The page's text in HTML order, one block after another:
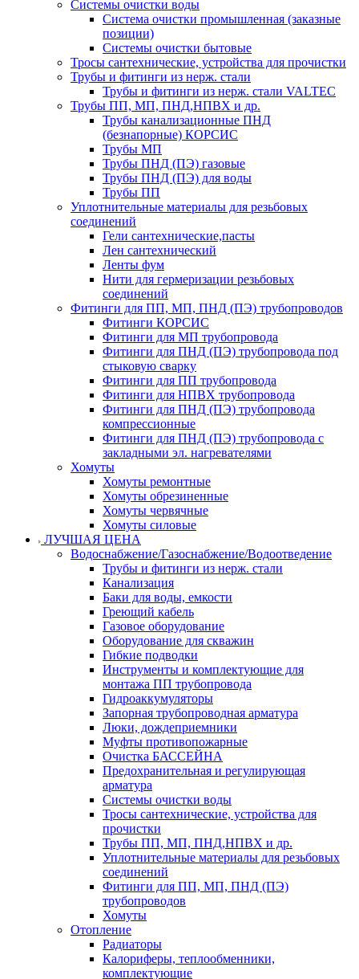
Системы очистки воды
Система очистки промышленная (заказные
позиции)
Системы очистки бытовые
Тросы сантехнические, устройства для прочистки
Трубы и фитинги из нерж. стали
Трубы и фитинги из нерж. стали VALTEC
Трубы ПП, МП, ПНД,НПВХ и др.
Трубы канализационные ПНД
(безнапорные) КОРСИС
Трубы МП
Трубы ПНД (ПЭ) газовые
Трубы ПНД (ПЭ) для воды
Трубы ПП
Уплотнительные материалы для резьбовых
соединений
Гели сантехнические,пасты
Лен сантехнический
Ленты фум
Нити для гермеризации резьбовых
соединений
Фитинги для ПП, МП, ПНД (ПЭ) трубопроводов
Фитинги КОРСИС
Фитинги для МП трубопровода
Фитинги для ПНД (ПЭ) трубопровода под
стыковую сварку
Фитинги для ПП трубопровода
Фитинги для НПВХ трубопровода
Фитинги для ПНД (ПЭ) трубопровода
компрессионные
Фитинги для ПНД (ПЭ) трубопровода с
закладными эл. нагревателями
Хомуты
Хомуты ремонтные
Хомуты обрезиненные
Хомуты червячные
Хомуты силовые
ЛУЧШАЯ ЦЕНА
Водоснабжение/Газоснабжение/Водоотведение
Трубы и фитинги из нерж. стали
Канализация
Баки для воды, емкости
Греющий кабель
Газовое оборудование
Оборудование для скважин
Гибкие подводки
Инструменты и комплектующие для
монтажа ПП трубопровода
Гидроаккумуляторы
Запорная трубопроводная арматура
Люки, дождеприемники
Муфты противопожарные
Очистка БАССЕЙНА
Предохранительная и регулирующая
арматура
Системы очистки воды
Тросы сантехнические, устройства для
прочистки
Трубы ПП, МП, ПНД,НПВХ и др.
Уплотнительные материалы для резьбовых
соединений
Фитинги для ПП, МП, ПНД (ПЭ)
трубопроводов
Хомуты
Отопление
Радиаторы
Калориферы, теплообменники,
комплектующие